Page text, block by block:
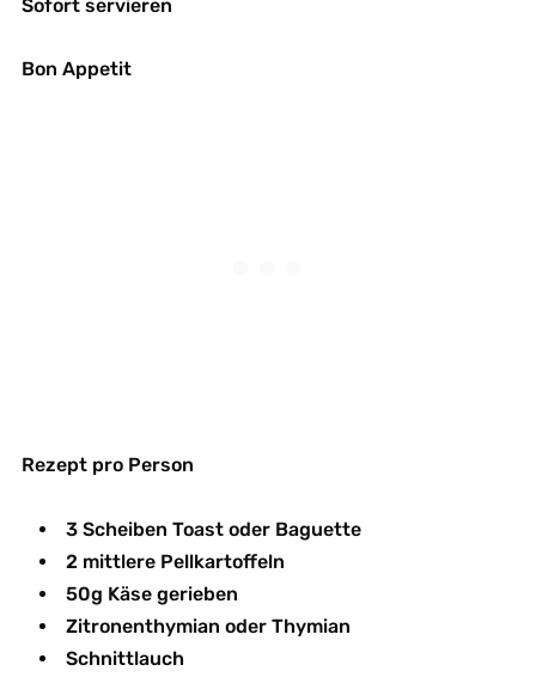
Sofort servieren
Bon Appetit
Rezept pro Person
3 Scheiben Toast oder Baguette
2 mittlere Pellkartoffeln
50g Käse gerieben
Zitronenthymian oder Thymian
Schnittlauch